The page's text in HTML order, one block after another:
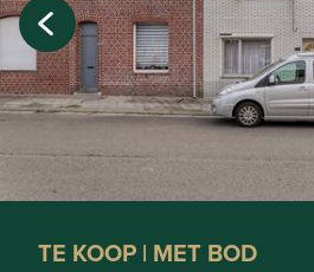
TE KOOP | MET BOD